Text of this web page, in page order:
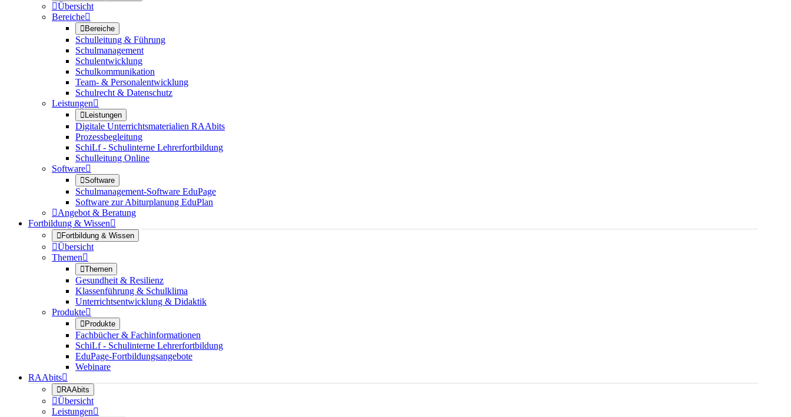
Übersicht
Bereiche
Bereiche
Schulleitung & Führung
Schulmanagement
Schulentwicklung
Schulkommunikation
Team- & Personalentwicklung
Schulrecht & Datenschutz
Leistungen
Leistungen
Digitale Unterrichtsmaterialien RAAbits
Prozessbegleitung
SchiLf - Schulinterne Lehrerfortbildung
Schulleitung Online
Software
Software
Schulmanagement-Software EduPage
Software zur Abiturplanung EduPlan
Angebot & Beratung
Fortbildung & Wissen
Fortbildung & Wissen
Übersicht
Themen
Themen
Gesundheit & Resilienz
Klassenführung & Schulklima
Unterrichtsentwicklung & Didaktik
Produkte
Produkte
Fachbücher & Fachinformationen
SchiLf - Schulinterne Lehrerfortbildung
EduPage-Fortbildungsangebote
Webinare
RAAbits
RAAbits
Übersicht
Leistungen